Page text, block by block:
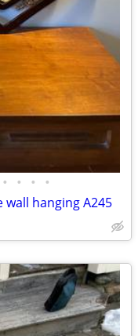
• • • •
wall hanging A245